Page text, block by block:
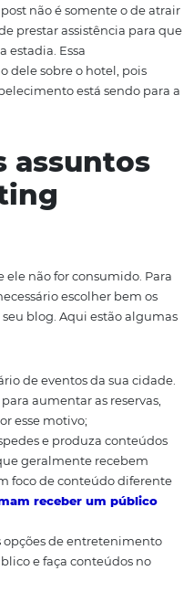
valiosas para atrair
é claro, precisa ir
link com o título
que as informações ali
Um bom conteúdo
um convite: a
fará com que ele
e vá embora. É nesse
de viagem ou
do post não é somente o
o de prestar assistência
sua estadia. Essa
dele sobre o hotel,
se ele não for